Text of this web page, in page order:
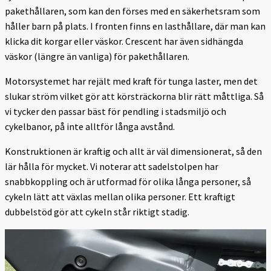
pakethållaren, som kan den förses med en säkerhetsram som
håller barn på plats. I fronten finns en lasthållare, där man kan
klicka dit korgar eller väskor. Crescent har även sidhängda
väskor (längre än vanliga) för pakethållaren.
Motorsystemet har rejält med kraft för tunga laster, men det
slukar ström vilket gör att körsträckorna blir rätt måttliga. Så
vi tycker den passar bäst för pendling i stadsmiljö och
cykelbanor, på inte alltför långa avstånd.
Konstruktionen är kraftig och allt är väl dimensionerat, så den
lär hålla för mycket. Vi noterar att sadelstolpen har
snabbkoppling och är utformad för olika långa personer, så
cykeln lätt att växlas mellan olika personer. Ett kraftigt
dubbelstöd gör att cykeln står riktigt stadig.